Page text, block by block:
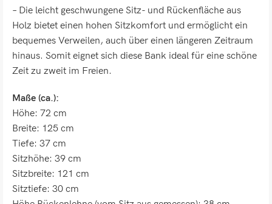
– Die leicht geschwungene Sitz- und Rückenfläche aus
Holz bietet einen hohen Sitzkomfort und ermöglicht ein
bequemes Verweilen, auch über einen längeren Zeitraum
hinaus. Somit eignet sich diese Bank ideal für eine schöne
Zeit zu zweit im Freien.
Maße (ca.):
Höhe: 72 cm
Breite: 125 cm
Tiefe: 37 cm
Sitzhöhe: 39 cm
Sitzbreite: 121 cm
Sitztiefe: 30 cm